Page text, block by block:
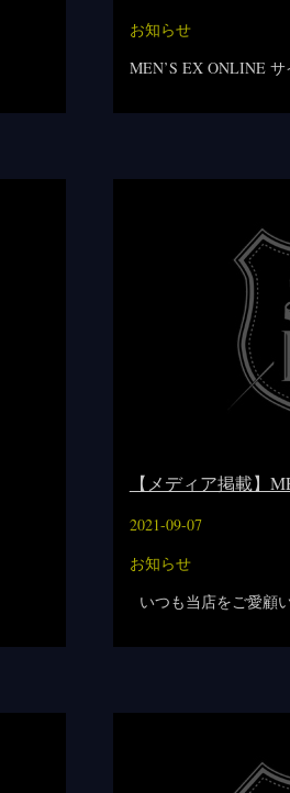
お知らせ
MEN’S EX ONLINE
【メディア掲載】
2021-09-07
お知らせ
いつも当店をご愛顧